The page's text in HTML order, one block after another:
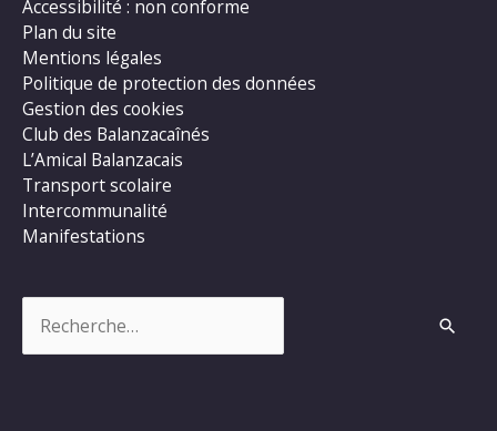
Accessibilité : non conforme
Plan du site
Mentions légales
Politique de protection des données
Gestion des cookies
Club des Balanzacaînés
L’Amical Balanzacais
Transport scolaire
Intercommunalité
Manifestations